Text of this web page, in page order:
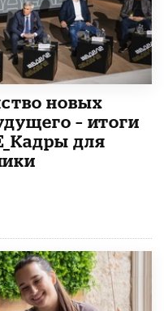
новых
– итоги
для